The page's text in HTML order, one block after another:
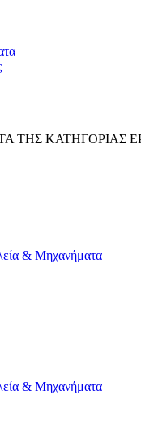
ΤΗΣ ΚΑΤΗΓΟΡΙΑΣ
& Μηχανήματα
& Μηχανήματα